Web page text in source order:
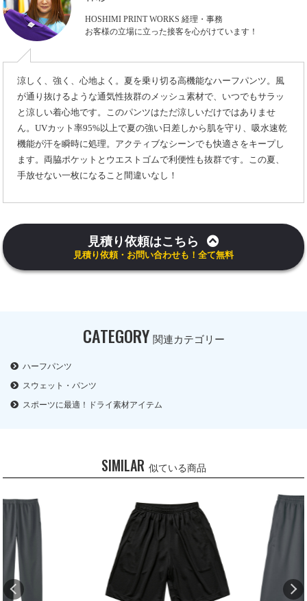
HOSHIMI PRINT WORKS 経理・事務
お客様の立場に立った接客を心がけています！
涼しく、強く、心地よく。夏を乗り切る高機能なハーフパンツ。風
が通り抜けるような通気性抜群のメッシュ素材で、いつでもサラッ
と涼しい着心地です。このパンツはただ涼しいだけではありませ
ん。UVカット率95%以上で夏の強い日差しから肌を守り、吸水速乾
機能が汗を瞬時に処理。アクティブなシーンでも快適さをキープし
ます。両脇ポケットとウエストゴムで利便性も抜群です。この夏、
手放せない一枚になること間違いなし！
見積り依頼はこちら
見積り依頼・お問い合わせも！全て無料
CATEGORY 関連カテゴリー
ハーフパンツ
スウェット・パンツ
スポーツに最適！ドライ素材アイテム
SIMILAR 似ている商品